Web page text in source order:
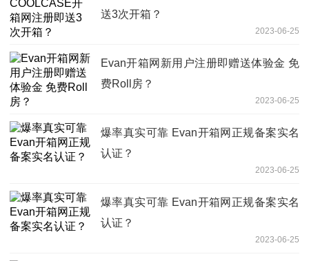
送3次开箱？
2023-06-25
Evan开箱网新用户注册即赠送体验金 免
费Roll房？
2023-06-25
爆率真实可靠 Evan开箱网正规备案实名
认证？
2023-06-25
爆率真实可靠 Evan开箱网正规备案实名
认证？
2023-06-25